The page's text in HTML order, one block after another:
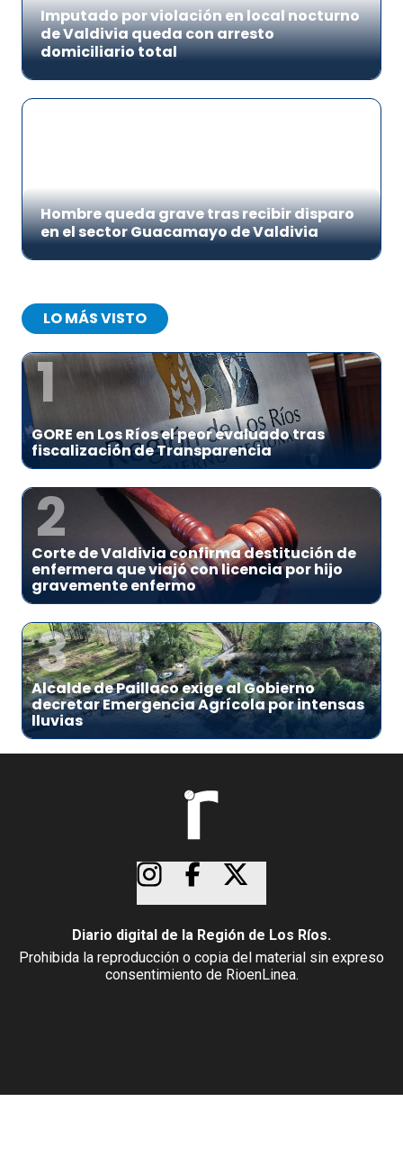
Imputado por violación en local nocturno
de Valdivia queda con arresto
domiciliario total
Hombre queda grave tras recibir disparo
en el sector Guacamayo de Valdivia
LO MÁS VISTO
1
GORE en Los Ríos el peor evaluado tras
fiscalización de Transparencia
2
Corte de Valdivia confirma destitución de
enfermera que viajó con licencia por hijo
gravemente enfermo
3
Alcalde de Paillaco exige al Gobierno
decretar Emergencia Agrícola por intensas
lluvias
Diario digital de la Región de Los Ríos.
Prohibida la reproducción o copia del material sin expreso
consentimiento de RioenLinea.